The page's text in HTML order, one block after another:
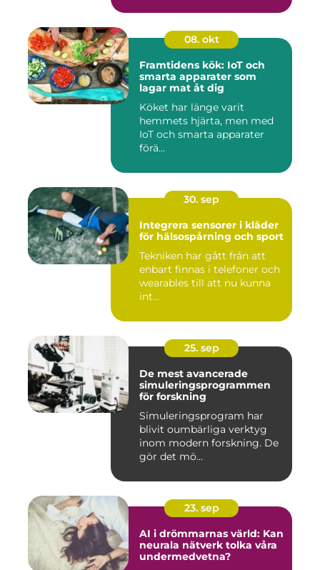
08. okt
Framtidens kök: IoT och
smarta apparater som
lagar mat åt dig
Köket har länge varit
hemmets hjärta, men med
IoT och smarta apparater
förä...
30. sep
Integrera sensorer i kläder
för hälsospårning och sport
Tekniken har gått från att
enbart finnas i telefoner och
wearables till att nu kunna
int...
25. sep
De mest avancerade
simuleringsprogrammen
för forskning
Simuleringsprogram har
blivit oumbärliga verktyg
inom modern forskning. De
gör det mö...
23. sep
AI i drömmarnas värld: Kan
neurala nätverk tolka våra
undermedvetna?